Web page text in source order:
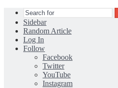
Sidebar
Random Article
Log In
Follow
Facebook
Twitter
YouTube
Instagram